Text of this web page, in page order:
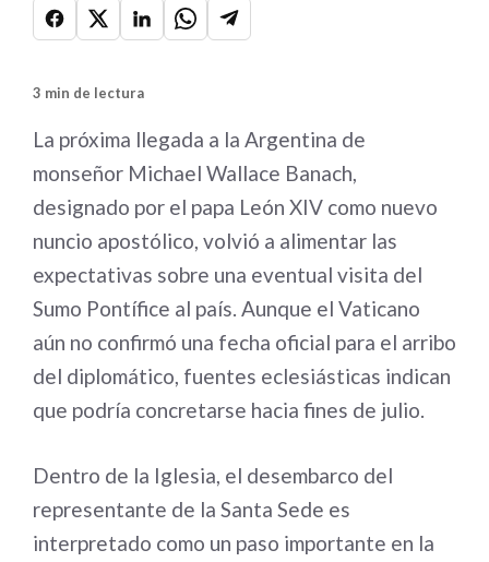
3 min de lectura
La próxima llegada a la Argentina de
monseñor Michael Wallace Banach,
designado por el papa León XIV como nuevo
nuncio apostólico, volvió a alimentar las
expectativas sobre una eventual visita del
Sumo Pontífice al país. Aunque el Vaticano
aún no confirmó una fecha oficial para el arribo
del diplomático, fuentes eclesiásticas indican
que podría concretarse hacia fines de julio.
Dentro de la Iglesia, el desembarco del
representante de la Santa Sede es
interpretado como un paso importante en la